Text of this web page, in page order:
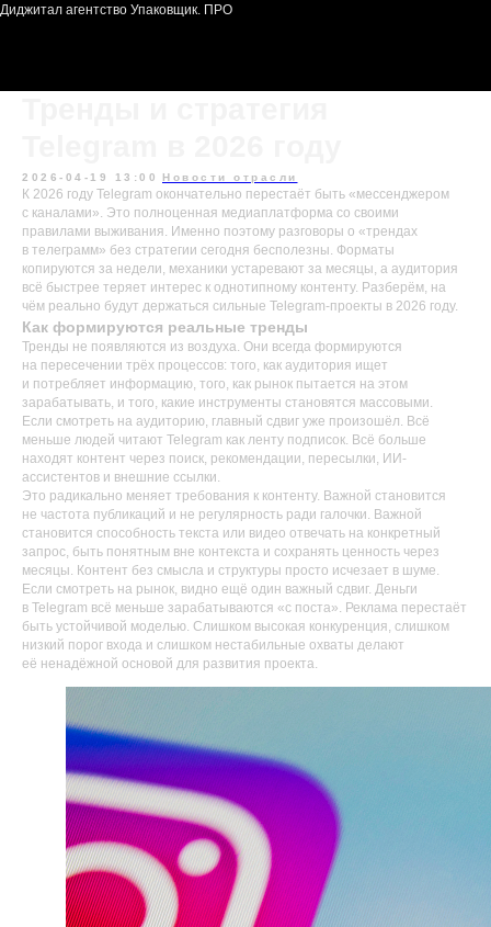
Диджитал агентство Упаковщик. ПРО
2026-04-19 13:00 Новости отрасли
К 2026 году Telegram окончательно перестаёт быть «мессенджером
с каналами». Это полноценная медиаплатформа со своими
правилами выживания. Именно поэтому разговоры о «трендах
в телеграмм» без стратегии сегодня бесполезны. Форматы
копируются за недели, механики устаревают за месяцы, а аудитория
всё быстрее теряет интерес к однотипному контенту. Разберём, на
чём реально будут держаться сильные Telegram-проекты в 2026 году.
Как формируются реальные тренды
Тренды не появляются из воздуха. Они всегда формируются
на пересечении трёх процессов: того, как аудитория ищет
и потребляет информацию, того, как рынок пытается на этом
зарабатывать, и того, какие инструменты становятся массовыми.
Если смотреть на аудиторию, главный сдвиг уже произошёл. Всё
меньше людей читают Telegram как ленту подписок. Всё больше
находят контент через поиск, рекомендации, пересылки, ИИ-
ассистентов и внешние ссылки.
Это радикально меняет требования к контенту. Важной становится
не частота публикаций и не регулярность ради галочки. Важной
становится способность текста или видео отвечать на конкретный
запрос, быть понятным вне контекста и сохранять ценность через
месяцы. Контент без смысла и структуры просто исчезает в шуме.
Если смотреть на рынок, видно ещё один важный сдвиг. Деньги
в Telegram всё меньше зарабатываются «с поста». Реклама перестаёт
быть устойчивой моделью. Слишком высокая конкуренция, слишком
низкий порог входа и слишком нестабильные охваты делают
её ненадёжной основой для развития проекта.